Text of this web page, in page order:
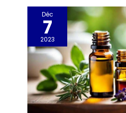
Déc
7
2023